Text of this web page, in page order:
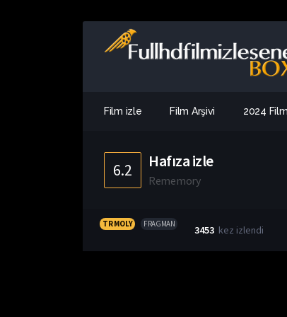
Film izle Film Arşivi 2024
6.2 Hafıza izle
Rememory
TR MOLY FRAGMAN 3453 kez izlendi